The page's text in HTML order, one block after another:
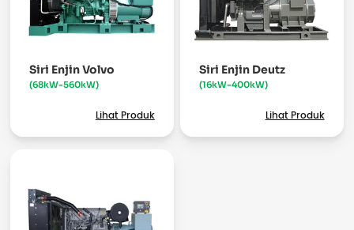
Siri Enjin Volvo
(68kW-560kW)
Lihat Produk
Siri Enjin Deutz
(16kW-400kW)
Lihat Produk